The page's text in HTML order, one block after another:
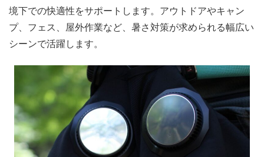
境下での快適性をサポートします。アウトドアやキャン
プ、フェス、屋外作業など、暑さ対策が求められる幅広い
シーンで活躍します。